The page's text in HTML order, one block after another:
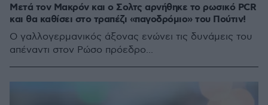
Μετά τον Μακρόν και ο Σολτς αρνήθηκε το ρωσικό PCR
και θα καθίσει στο τραπέζι «παγοδρόμιο» του Πούτιν!
Ο γαλλογερμανικός άξονας ενώνει τις δυνάμεις του
απέναντι στον Ρώσο πρόεδρο...